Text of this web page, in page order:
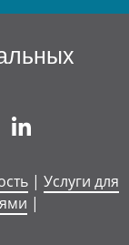
Youtube
| Услуги для
|